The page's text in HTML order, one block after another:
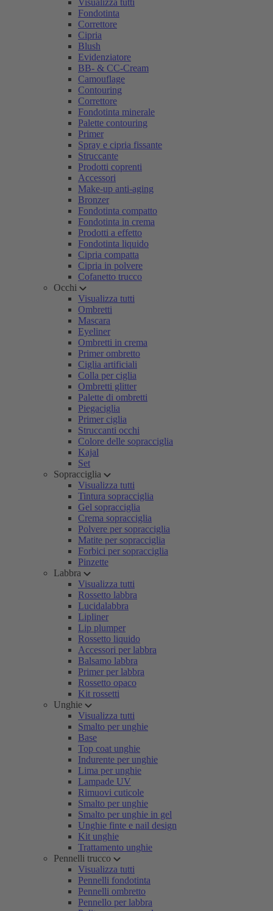
Visualizza tutti
Fondotinta
Correttore
Cipria
Blush
Evidenziatore
BB- & CC-Cream
Camouflage
Contouring
Correttore
Fondotinta minerale
Palette contouring
Primer
Spray e cipria fissante
Struccante
Prodotti coprenti
Accessori
Make-up anti-aging
Bronzer
Fondotinta compatto
Fondotinta in crema
Prodotti a effetto
Fondotinta liquido
Cipria compatta
Cipria in polvere
Cofanetto trucco
Occhi
Visualizza tutti
Ombretti
Mascara
Eyeliner
Ombretti in crema
Primer ombretto
Ciglia artificiali
Colla per ciglia
Ombretti glitter
Palette di ombretti
Piegaciglia
Primer ciglia
Struccanti occhi
Colore delle sopracciglia
Kajal
Set
Sopracciglia
Visualizza tutti
Tintura sopracciglia
Gel sopracciglia
Crema sopracciglia
Polvere per sopracciglia
Matite per sopracciglia
Forbici per sopracciglia
Pinzette
Labbra
Visualizza tutti
Rossetto labbra
Lucidalabbra
Lipliner
Lip plumper
Rossetto liquido
Accessori per labbra
Balsamo labbra
Primer per labbra
Rossetto opaco
Kit rossetti
Unghie
Visualizza tutti
Smalto per unghie
Base
Top coat unghie
Indurente per unghie
Lima per unghie
Lampade UV
Rimuovi cuticole
Smalto per unghie
Smalto per unghie in gel
Unghie finte e nail design
Kit unghie
Trattamento unghie
Pennelli trucco
Visualizza tutti
Pennelli fondotinta
Pennelli ombretto
Pennello per labbra